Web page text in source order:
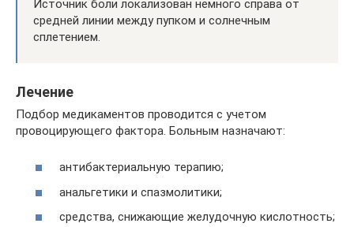
Источник боли локализован немного справа от
средней линии между пупком и солнечным
сплетением.
Лечение
Подбор медикаментов проводится с учетом
провоцирующего фактора. Больным назначают:
антибактериальную терапию;
анальгетики и спазмолитики;
средства, снижающие желудочную кислотность;